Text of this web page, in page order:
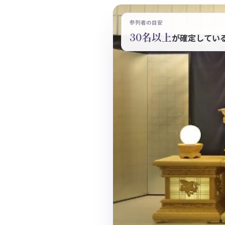
参列者の目安
30名以上が確定してい